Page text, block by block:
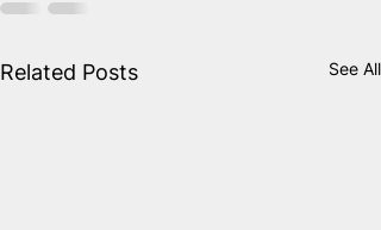
Related Posts See All